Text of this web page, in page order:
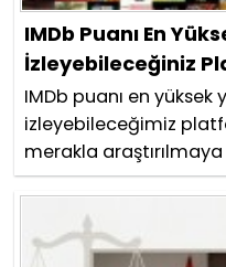
IMDb Puanı En
İzleyebileceğiniz
IMDb puanı en
izleyebileceğimiz
merakla